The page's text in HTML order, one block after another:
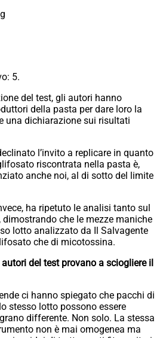
5.
del test, gli autori hanno
della pasta per dare loro la
una dichiarazione sui risultati
l’invito a replicare in quanto
riscontrata nella pasta è,
anche noi, al di sotto del limite
ha ripetuto le analisi tanto sul
che le mezze maniche
lotto analizzato da Il Salvagente
che di micotossina.
del test provano a sciogliere il
ci hanno spiegato che pacchi di
stesso lotto possono essere
differente. Non solo. La stessa
non è mai omogenea ma